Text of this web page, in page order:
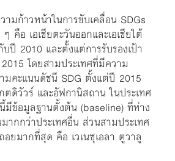
มก้าวหน้าในการขับเคลื่อน SDGs
คือ เอเชียตะวันออกและเอเชียใต้
บปี 2010 และตั้งแต่การรับรองเป้า
โดยสามประเทศที่มีความ
คะแนนดัชนี SDG ตั้งแต่ปี 2015
ตดิวัวร์ และอัฟกานิสถาน ในประเทศ
ข้อมูลฐานตั้งต้น (baseline) ที่ห่าง
ากกว่าประเทศอื่น ส่วนสามประเทศ
ยมากที่สุด คือ เวเนซุเอลา ตูวาลู